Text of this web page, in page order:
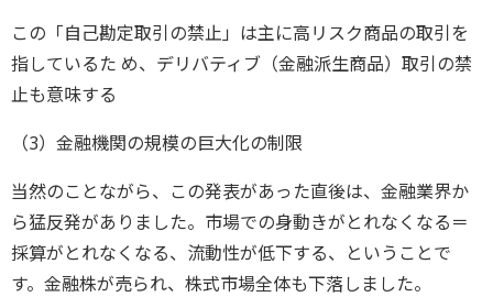
この「自己勘定取引の禁止」は主に高リスク商品の取引を
指しているた め、デリバティブ（金融派生商品）取引の禁
止も意味する
（3）金融機関の規模の巨大化の制限
当然のことながら、この発表があった直後は、金融業界か
ら猛反発がありました。市場での身動きがとれなくなる＝
採算がとれなくなる、流動性が低下する、ということで
す。金融株が売られ、株式市場全体も下落しました。